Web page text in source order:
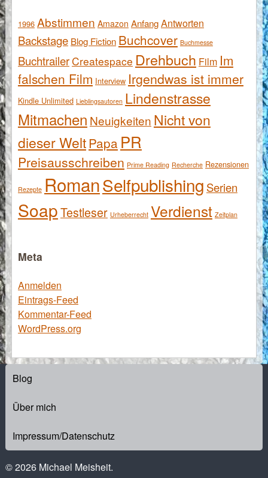
1996 Abstimmen Amazon AnfangAntworten
Backstage Blog Fiction Buchcover Buchmesse
BuchtrailerCreatespace Drehbuch Film Im
falschen Film Interview Irgendwas ist immer
Kindle Unlimited Lieblingsautoren Lindenstrasse
Mitmachen Neuigkeiten Nicht von
dieser WeltPapa PR
Preisausschreiben Prime Reading Recherche Rezensionen
Rezepte RomanSelfpublishing Serien
SoapTestleser Urheberrecht Verdienst Zeitplan
Meta
Anmelden
Eintrags-Feed
Kommentar-Feed
WordPress.org
Blog
Über mich
Impressum/Datenschutz
© 2026 Michael Meisheit.